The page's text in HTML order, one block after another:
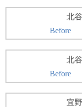
北
Before
北
Before
宜